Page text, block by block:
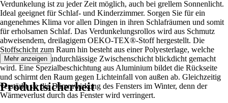
Verdunkelung ist zu jeder Zeit möglich, auch bei grellem Sonnenlicht.
Ideal geeignet für Schlaf- und Kinderzimmer. Sorgen Sie für ein
angenehmes Klima vor allen Dingen in ihren Schlafräumen und somit
für erholsamen Schlaf. Das Verdunkelungsrollos wird aus Schmutz
abweisendem, dreilagigem OEKO-TEX®-Stoff hergestellt. Die
Stoffschicht zum Raum hin besteht aus einer Polyesterlage, welche
durch eine lichtundurchlässige Zwischenschicht blickdicht gemacht
wird. Eine Spezialbeschichtung aus Aluminium bildet die Rückseite
und schirmt den Raum gegen Lichteinfall von außen ab. Gleichzeitig
verstärkt sie die Dämmwirkung des Fensters im Winter, denn der
Wärmeverlust durch das Fenster wird verringert.
Mehr anzeigen
Produktsicherheit